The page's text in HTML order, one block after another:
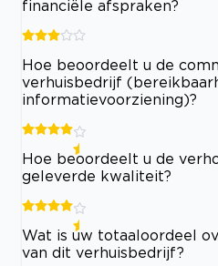
financiële afspraken?
Hoe beoordeelt u de
verhuisbedrijf
informatievoorziening)?
Hoe beoordeelt u de
geleverde kwaliteit?
Wat is uw totaaloordeel
van dit verhuisbedrijf?